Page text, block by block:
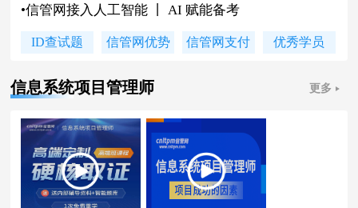
•信管网接入人工智能 丨 AI 赋能备考
信管网软考讲师合作招聘(全职/兼职)
•2026上半年软考证书领取时间及通知
ID查试题 信管网优势 信管网支付 优秀学员
信息系统项目管理师 更多